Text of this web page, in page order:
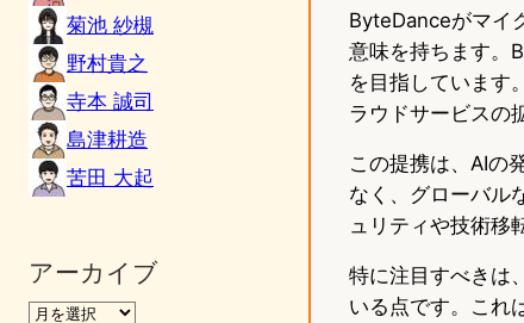
菊池 紗槻
野村貴之
寺本 誠司
島津耕造
苦田 大起
アーカイブ
ByteDanceがマイ
意味を持ちます。
を目指しています
ラウドサービスの
この提携は、AIの
なく、グローバル
ュリティや技術移
特に注目すべきは
いる点です。これ